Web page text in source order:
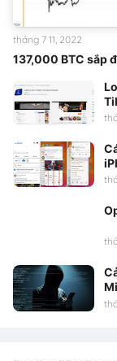
137,000 BTC sắp
tháng 7 11, 2022